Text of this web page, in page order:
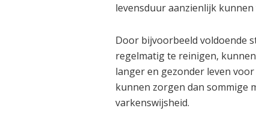
levensduur aanzienlijk
Door bijvoorbeeld voldoende
regelmatig te reinigen,
langer en gezonder leven
kunnen zorgen dan sommige
varkenswijsheid.